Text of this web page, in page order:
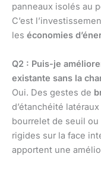
panneaux isolés au
C’est
les économies
Q2 : Puis-je
existante sans la
Oui. Des gestes de
d’étanchéité
bourrelet de seuil
rigides sur la face
apportent une